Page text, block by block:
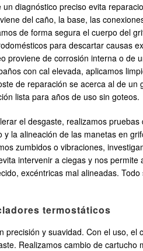
diagnóstico preciso evita
del caño, la base, las
de forma segura el cuerpo del
para descartar causas
proviene de corrosión interna o de
con cal elevada, aplicamos
de reparación se acerca al de
lista para años de uso sin goteos.
el desgaste, realizamos
la alineación de las manetas en
zumbidos o vibraciones,
intervenir a ciegas y nos
excéntricas mal alineadas.
termostáticos
y suavidad. Con el uso,
Realizamos cambio de